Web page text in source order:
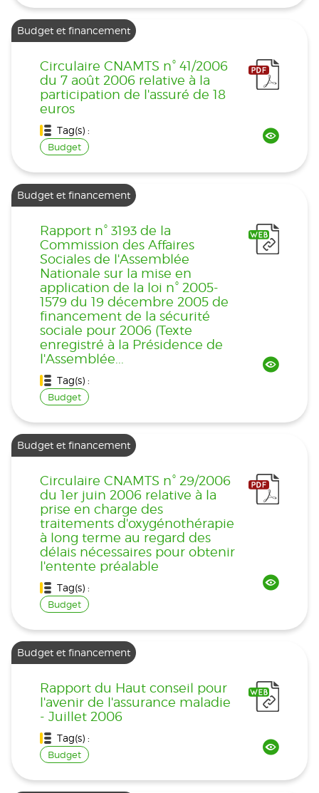
Budget et financement
Circulaire CNAMTS n° 41/2006
du 7 août 2006 relative à la
participation de l'assuré de 18
euros
Tag(s) :
Budget
Budget et financement
Rapport n° 3193 de la
Commission des Affaires
Sociales de l'Assemblée
Nationale sur la mise en
application de la loi n° 2005-
1579 du 19 décembre 2005 de
financement de la sécurité
sociale pour 2006 (Texte
enregistré à la Présidence de
l'Assemblée...
Tag(s) :
Budget
Budget et financement
Circulaire CNAMTS n° 29/2006
du 1er juin 2006 relative à la
prise en charge des
traitements d'oxygénothérapie
à long terme au regard des
délais nécessaires pour obtenir
l'entente préalable
Tag(s) :
Budget
Budget et financement
Rapport du Haut conseil pour
l'avenir de l'assurance maladie
- Juillet 2006
Tag(s) :
Budget